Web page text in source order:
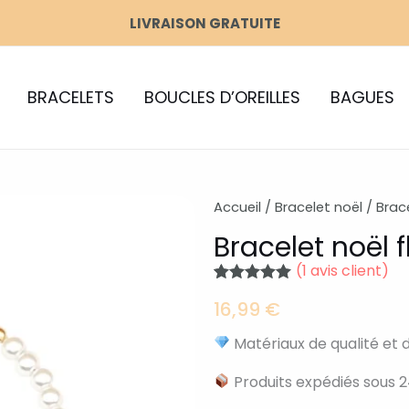
LIVRAISON GRATUITE
BRACELETS BOUCLES D’OREILLES BAGUES
Accueil / Bracelet noël /
Bracelet noël
sur 5 basé
sur
client
(1 avis client)
16,99 €
Matériaux de qualité et
Produits expédiés sous